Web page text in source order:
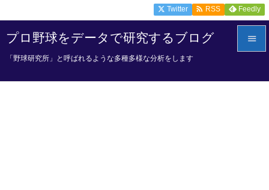
プロ野球をデータで研究するブログ
「野球研究所」と呼ばれるような多種多様な分析をします

Twitter  RSS Feedly